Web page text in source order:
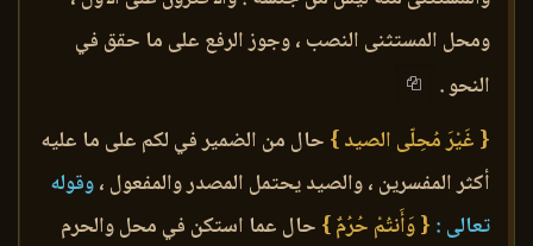
ومحل المستثنى النصب ، وجوز الرفع على ما حقق في
النحو .
{ غَيْرَ مُحِلّى الصيد } حال من الضمير في لكم على ما عليه
أكثر المفسرين ، والصيد يحتمل المصدر والمفعول ،وقوله
تعالى : { وَأَنتُمْ حُرُمٌ } حال عما استكن في محل والحرم